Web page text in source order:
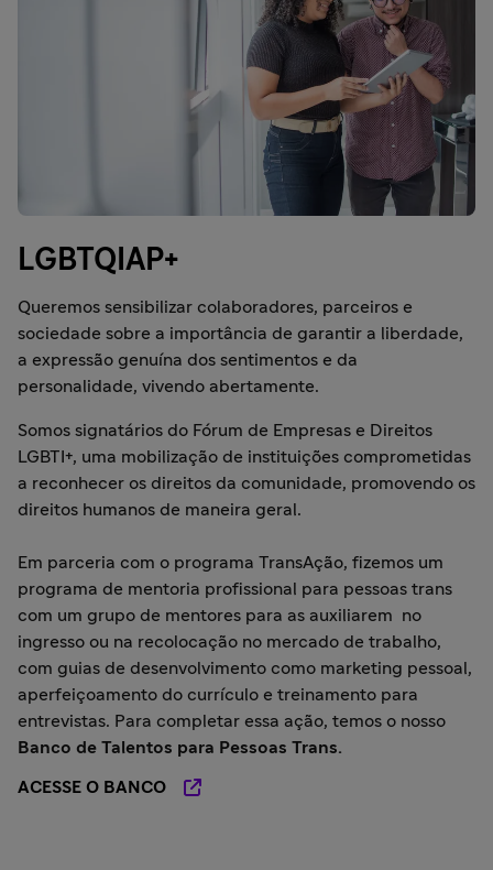
LGBTQIAP+
Queremos sensibilizar colaboradores, parceiros e
sociedade sobre a importância de garantir a liberdade,
a expressão genuína dos sentimentos e da
personalidade, vivendo abertamente.
Somos signatários do Fórum de Empresas e Direitos
LGBTI+, uma mobilização de instituições comprometidas
a reconhecer os direitos da comunidade, promovendo os
direitos humanos de maneira geral.
Em parceria com o programa TransAção, fizemos um
programa de mentoria profissional para pessoas trans
com um grupo de mentores para as auxiliarem no
ingresso ou na recolocação no mercado de trabalho,
com guias de desenvolvimento como marketing pessoal,
aperfeiçoamento do currículo e treinamento para
entrevistas. Para completar essa ação, temos o nosso
Banco de Talentos para Pessoas Trans.
ACESSE O BANCO